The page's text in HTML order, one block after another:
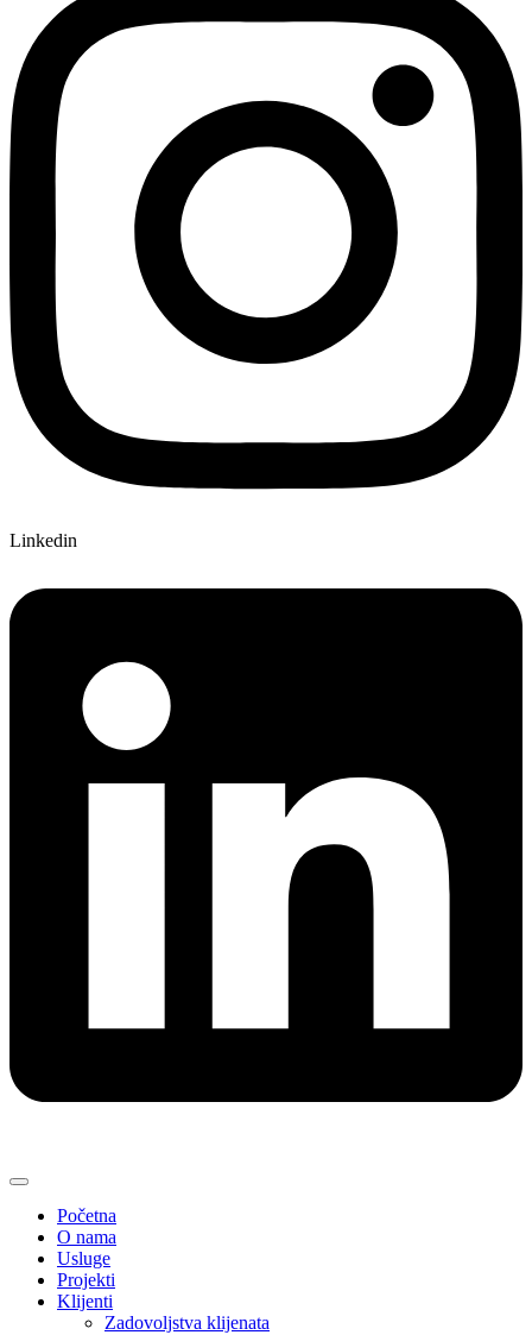
Linkedin
Početna
O nama
Usluge
Projekti
Klijenti
Zadovoljstva klijenata